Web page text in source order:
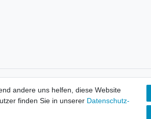
Wir versenden mit
andere uns helfen, diese Website
finden Sie in unserer Daten­schutz­